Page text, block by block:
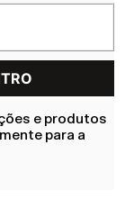
e produtos
para a